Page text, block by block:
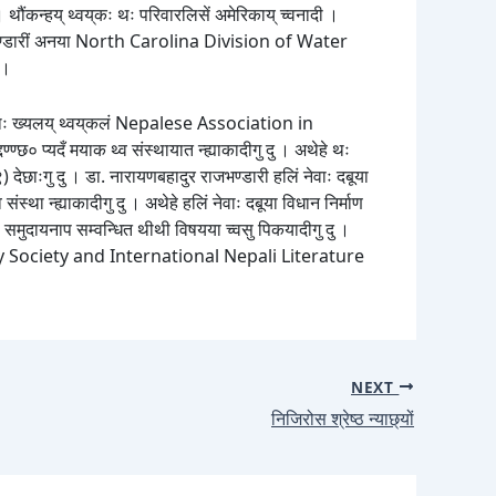
थ्वय्‌कः थः परिवारलिसें अमेरिकाय् च्वनादी ।
अनया North Carolina Division of Water
नेवाः ख्यलय् थ्वय्‌कलं Nepalese Association in
प्यदँ मयाक थ्व संस्थायात न्ह्याकादीगु दु । अथेहे थः
दु । डा. नारायणबहादुर राजभण्डारी हलिं नेवाः दबूया
न्ह्याकादीगु दु । अथेहे हलिं नेवाः दबूया विधान निर्माण
सम्वन्धित थीथी विषयया च्वसु पिकयादीगु दु ।
Society and International Nepali Literature
NEXT
निजिरोस श्रेष्ठ न्याछ्यों